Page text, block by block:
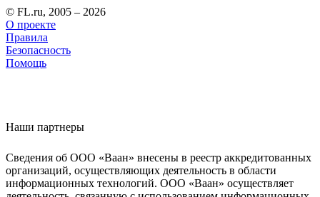
© FL.ru, 2005 – 2026
О проекте
Правила
Безопасность
Помощь
Наши партнеры
Сведения об ООО «Ваан» внесены в реестр аккредитованных
организаций, осуществляющих деятельность в области
информационных технологий. ООО «Ваан» осуществляет